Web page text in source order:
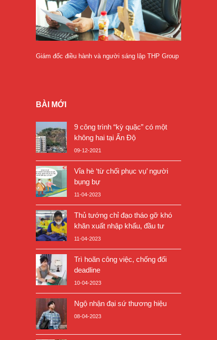
Giám đốc điều hành và người sáng lập THP Group
BÀI MỚI
9 công trình “kỳ quặc” có một
không hai tại Ấn Độ
09-12-2021
Vỉa hè ‘từ chối phục vụ’ người
bụng bự
11-04-2023
Thủ tướng chỉ đạo tháo gỡ khó
khăn xuất nhập khẩu, đầu tư
11-04-2023
Trì hoãn công việc, chống đối
deadline
10-04-2023
Ngộ nhận đại sứ thương hiệu
08-04-2023